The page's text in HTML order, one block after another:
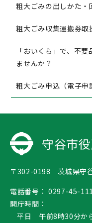
粗大ごみの出しかた・
粗大ごみ収集運搬券取
「おいくら」で、不
ませんか？
粗大ごみ申込（電子申
守谷市
〒302-0198 茨城県守
電話番号： 0297-45-
開庁時間：
平日 午前8時30分か